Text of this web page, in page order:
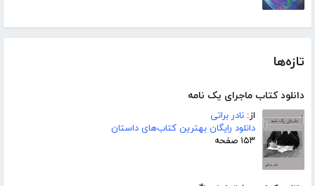
تازه‌ها
دانلود کتاب ماجرای یک نامه
از: نادر براتی
دانلود رایگان بهترین کتاب‌های داستان
۱۵۳ صفحه